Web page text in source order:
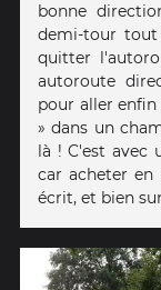
bonne
demi-tour
quitter
autoroute
pour aller
» dans un
là ! C'est avec
car acheter en
écrit, et bien